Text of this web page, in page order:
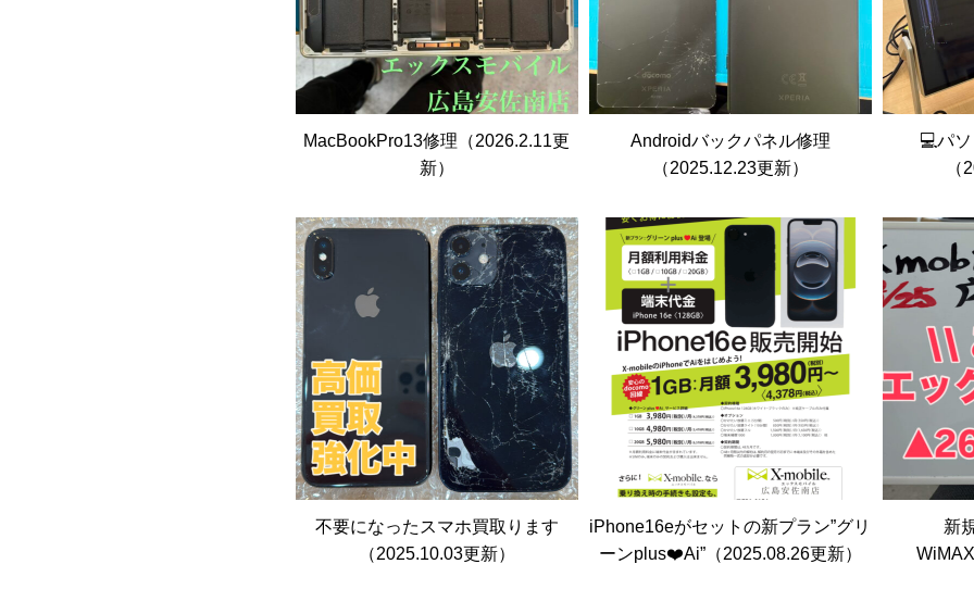
MacBookPro13修理（2026.2.11更
新）
Androidバックパネル修理
（2025.12.23更新）
💻パ
不要になったスマホ買取ります
（2025.10.03更新）
iPhone16eがセットの新プラン”グリ
ーンplus❤️Ai”（2025.08.26更新）
新